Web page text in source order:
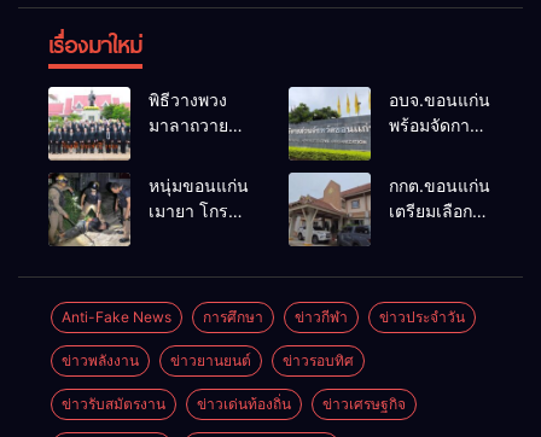
เรื่องมาใหม่
พิธีวางพวง
มาลาถวาย
เนื่องในวันรพี
ประจำปี
ฟุตบอลวันรพี
เพื่อเชื่อม
ความสัมพันธ์
อันดีของ
หน่วยงานใน
กระบวนการ
ยุติธรรม
อบจ.ขอนแก่น
พร้อมจัดการ
ยกฯ 27 ก.ย.
รับสมัคร 17-
สมัครรับการ
เลือกตั้งหาก
คุณสมบัติครบ
หนุ่มขอนแก่น
เมายา โกรธที่
คว้าหนังสติ๊ก
ยิง ห้องทำงาน
ผกก.ฯ 2 นัด
ตำรวจคุมตัว
ได้ทันควัน
กกต.ขอนแก่น
เตรียมเลือกตั้ง
ด้วยการ เปิด
รับสมัครใหม่
ระบุ
“วัฒนา”ลง
Anti-Fake News การศึกษา ข่าวกีฬา ข่าวประจำวัน
ข่าวพลังงาน ข่าวยานยนต์ ข่าวรอบทิศ
ข่าวรับสมัตรงาน ข่าวเด่นท้องถิ่น ข่าวเศรษฐกิจ